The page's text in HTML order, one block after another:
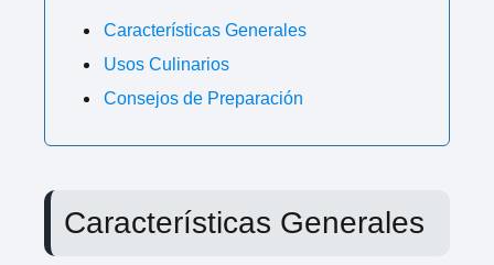
Características Generales
Usos Culinarios
Consejos de Preparación
Características Generales